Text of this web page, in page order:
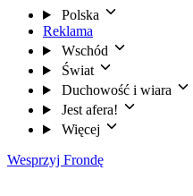
Polska
Reklama
Wschód
Świat
Duchowość i wiara
Jest afera!
Więcej
Wesprzyj Frondę